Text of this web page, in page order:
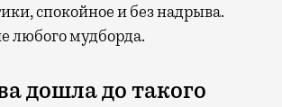
спокойное и без надрыва.
любого мудборда.
дошла до такого